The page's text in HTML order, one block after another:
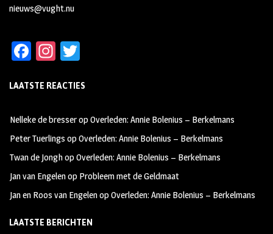
nieuws@vught.nu
Fa
b
oo
k
In
ag
m
tt
LAATSTE REACTIES
Nelleke de bresseropOverleden: Annie Bolenius – Berkelmans
Peter Tuerlings opOverleden: Annie Bolenius – Berkelmans
Twan de JonghopOverleden: Annie Bolenius – Berkelmans
Jan van Engelenop Probleem met de Geldmaat
Jan en Roos van EngelenopOverleden: Annie Bolenius – Berkelmans
LAATSTE BERICHTEN